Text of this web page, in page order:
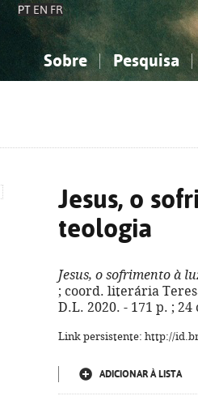
PT EN FR
Sobre Pesquisa
Jesus, o
teologia
Jesus, o sofrimento à
; coord. literária
D.L. 2020. - 171 p. ; 24
Link persistente: http://
ADICIONAR À LISTA